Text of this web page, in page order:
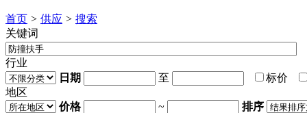
首页 > 供应 > 搜索
关键词
行业
日期
至
标价
地区
价格
~ 排序